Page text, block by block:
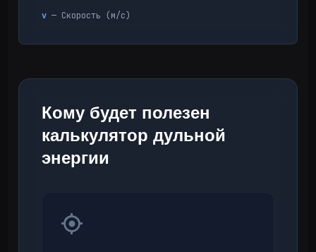
v — Скорость (м/с)
Кому будет полезен
калькулятор дульной
энергии